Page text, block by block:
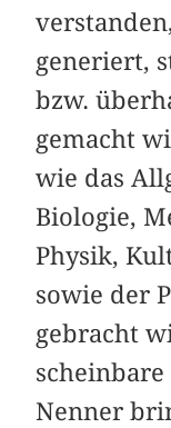
generiert,
bzw.
gemacht
wie das
Biologie,
Physik,
sowie der
gebracht
Nenner